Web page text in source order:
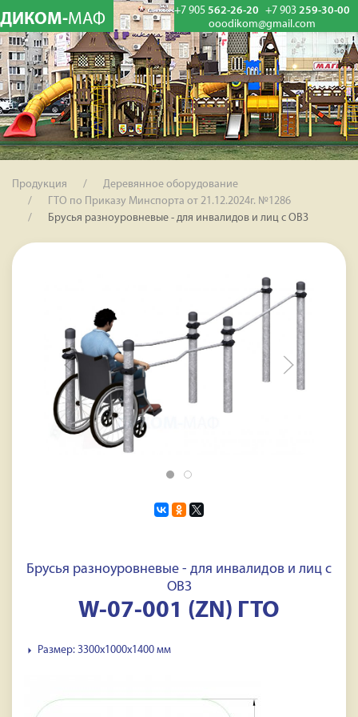
ДИКОМ-МАФ +7 905 562-26-20 +7 903 259-30-00
ooodikom@gmail.com
Продукция
Деревянное оборудование
ГТО по Приказу Минспорта от 21.12.2024г. №1286
Брусья разноуровневые - для инвалидов и лиц с ОВЗ
Брусья разноуровневые - для инвалидов и лиц с
ОВЗ
W-07-001 (ZN) ГТО
Размер: 3300x1000x1400 мм